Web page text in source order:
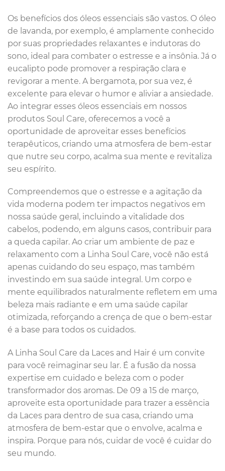
Os benefícios dos óleos essenciais são vastos. O óleo
de lavanda, por exemplo, é amplamente conhecido
por suas propriedades relaxantes e indutoras do
sono, ideal para combater o estresse e a insônia. Já o
eucalipto pode promover a respiração clara e
revigorar a mente. A bergamota, por sua vez, é
excelente para elevar o humor e aliviar a ansiedade.
Ao integrar esses óleos essenciais em nossos
produtos Soul Care, oferecemos a você a
oportunidade de aproveitar esses benefícios
terapêuticos, criando uma atmosfera de bem-estar
que nutre seu corpo, acalma sua mente e revitaliza
seu espírito.
Compreendemos que o estresse e a agitação da
vida moderna podem ter impactos negativos em
nossa saúde geral, incluindo a vitalidade dos
cabelos, podendo, em alguns casos, contribuir para
a queda capilar. Ao criar um ambiente de paz e
relaxamento com a Linha Soul Care, você não está
apenas cuidando do seu espaço, mas também
investindo em sua saúde integral. Um corpo e
mente equilibrados naturalmente refletem em uma
beleza mais radiante e em uma saúde capilar
otimizada, reforçando a crença de que o bem-estar
é a base para todos os cuidados.
A Linha Soul Care da Laces and Hair é um convite
para você reimaginar seu lar. É a fusão da nossa
expertise em cuidado e beleza com o poder
transformador dos aromas. De 09 a 15 de março,
aproveite esta oportunidade para trazer a essência
da Laces para dentro de sua casa, criando uma
atmosfera de bem-estar que o envolve, acalma e
inspira. Porque para nós, cuidar de você é cuidar do
seu mundo.